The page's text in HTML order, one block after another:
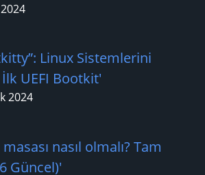
Linux Sistemlerini
UEFI Bootkit'
2024
nasıl olmalı? Tam
Güncel)'